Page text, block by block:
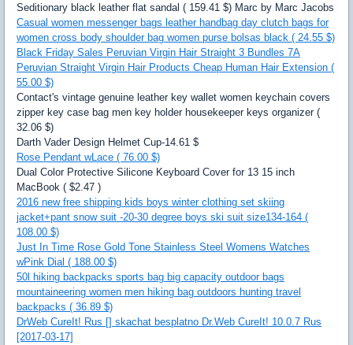
Seditionary black leather flat sandal ( 159.41 $) Marc by Marc Jacobs
Casual women messenger bags leather handbag day clutch bags for
women cross body shoulder bag women purse bolsas black ( 24.55 $)
Black Friday Sales Peruvian Virgin Hair Straight 3 Bundles 7A
Peruvian Straight Virgin Hair Products Cheap Human Hair Extension (
55.00 $)
Contact's vintage genuine leather key wallet women keychain covers
zipper key case bag men key holder housekeeper keys organizer (
32.06 $)
Darth Vader Design Helmet Cup-14.61 $
Rose Pendant wLace ( 76.00 $)
Dual Color Protective Silicone Keyboard Cover for 13 15 inch
MacBook ( $2.47 )
2016 new free shipping kids boys winter clothing set skiing
jacket+pant snow suit -20-30 degree boys ski suit size134-164 (
108.00 $)
Just In Time Rose Gold Tone Stainless Steel Womens Watches
wPink Dial ( 188.00 $)
50l hiking backpacks sports bag big capacity outdoor bags
mountaineering women men hiking bag outdoors hunting travel
backpacks ( 36.89 $)
DrWeb CureIt! Rus [] skachat besplatno Dr.Web CureIt! 10.0.7 Rus
[2017-03-17]